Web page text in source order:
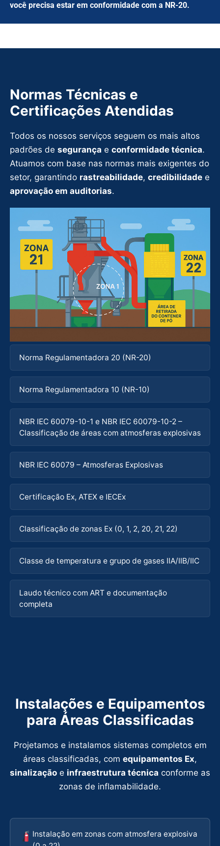
você precisa estar em conformidade com a NR-20.
Normas Técnicas e
Certificações Atendidas
Todos os nossos serviços seguem os mais altos
padrões de segurança e conformidade técnica.
Atuamos com base nas normas mais exigentes do
setor, garantindo rastreabilidade, credibilidade e
aprovação em auditorias.
Norma Regulamentadora 20 (NR-20)
Norma Regulamentadora 10 (NR-10)
NBR IEC 60079-10-1 e NBR IEC 60079-10-2 –
Classificação de áreas com atmosferas explosivas
NBR IEC 60079 – Atmosferas Explosivas
Certificação Ex, ATEX e IECEx
Classificação de zonas Ex (0, 1, 2, 20, 21, 22)
Classe de temperatura e grupo de gases IIA/IIB/IIC
Laudo técnico com ART e documentação
completa
Instalações e Equipamentos
para Áreas Classificadas
Projetamos e instalamos sistemas completos em
áreas classificadas, com equipamentos Ex,
sinalização e infraestrutura técnica conforme as
zonas de inflamabilidade.
Instalação em zonas com atmosfera explosiva